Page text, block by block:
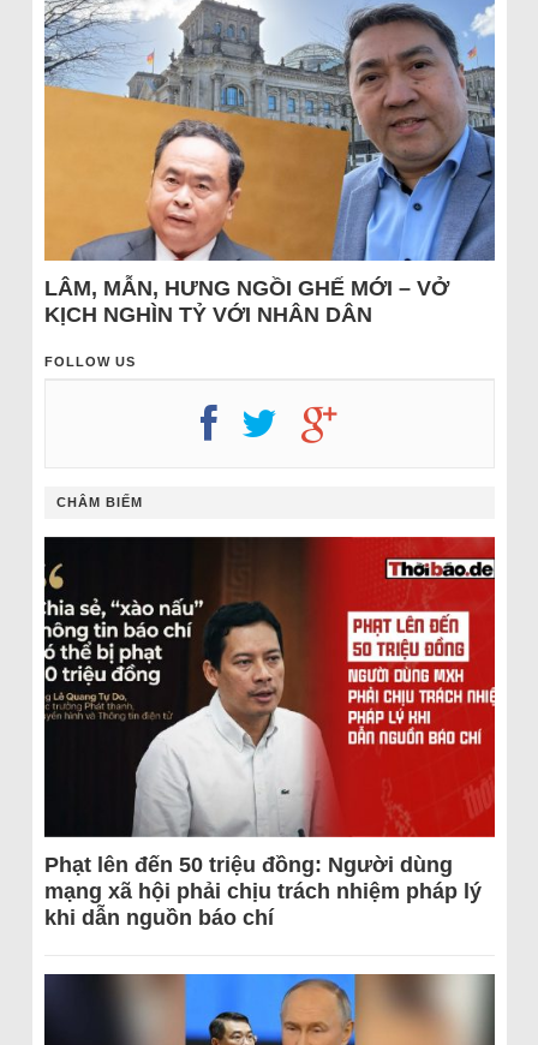
LÂM, MẪN, HƯNG NGỒI GHẾ MỚI – VỞ
KỊCH NGHÌN TỶ VỚI NHÂN DÂN
FOLLOW US
CHÂM BIẾM
Phạt lên đến 50 triệu đồng: Người dùng
mạng xã hội phải chịu trách nhiệm pháp lý
khi dẫn nguồn báo chí